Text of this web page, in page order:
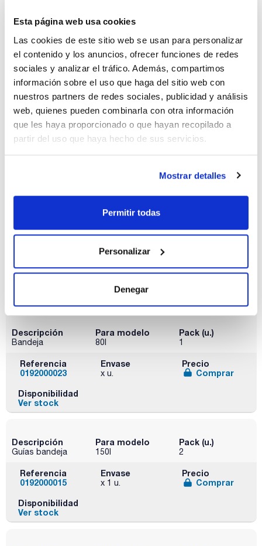
Esta página web usa cookies
Las cookies de este sitio web se usan para personalizar
el contenido y los anuncios, ofrecer funciones de redes
sociales y analizar el tráfico. Además, compartimos
información sobre el uso que haga del sitio web con
nuestros partners de redes sociales, publicidad y análisis
web, quienes pueden combinarla con otra información
que les haya proporcionado o que hayan recopilado a
partir del uso que haya hecho de sus servicios.
Mostrar detalles
Permitir todas
Personalizar
Denegar
0192000024
x u.
Comprar
Disponibilidad
Ver stock
Descripción
Guías (2u.)
Para referencia
0192000238
Pack (u.)
1
Referencia
0192002371
Envase
x 1 u.
Precio
Comprar
Guías bandeja 80l 2
Envase
Descripción
Bandeja
Para modelo
80l
Pack (u.)
1
Referencia
0192000023
Envase
x u.
Precio
Comprar
Disponibilidad
Ver stock
Descripción
Guías bandeja
Para modelo
150l
Pack (u.)
2
Referencia
0192000015
Envase
x 1 u.
Precio
Comprar
Disponibilidad
Ver stock